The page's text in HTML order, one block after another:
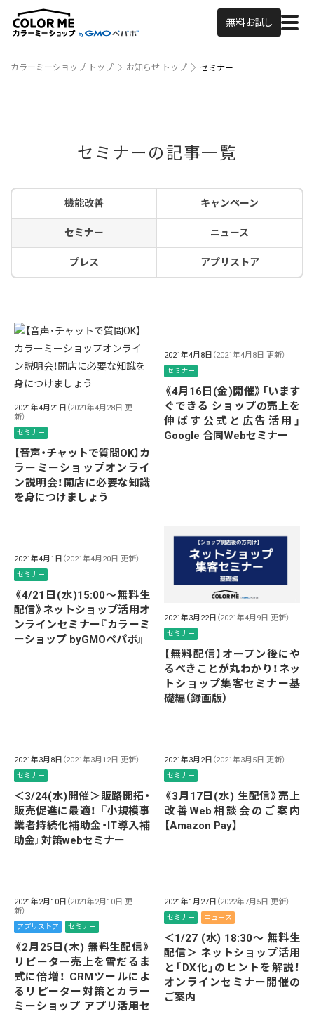
無料お試し
カラーミーショップ トップ お知らせ トップ セミナー
セミナーの記事一覧
機能改善 キャンペーン
セミナー ニュース
プレス アプリストア
2021年4月21日 （2021年4月28日 更
新）
セミナー
【音声・チャットで質問OK】カ
ラーミーショップオンライ
ン説明会！開店に必要な知識
を身につけましょう
2021年4月8日 （2021年4月8日 更新）
セミナー
《4月16日(金)開催》「います
ぐできる ショップの売上を
伸ばす公式と広告活用」
Google 合同Webセミナー
2021年4月1日 （2021年4月20日 更新）
セミナー
《4/21日(水)15:00～無料生
配信》ネットショップ活用オ
ンラインセミナー『カラーミ
ーショップ byGMOペパボ』
2021年3月22日 （2021年4月9日 更新）
セミナー
【無料配信】オープン後にや
るべきことが丸わかり！ネッ
トショップ集客セミナー基
礎編（録画版）
2021年3月8日 （2021年3月12日 更新）
セミナー
＜3/24(水)開催＞販路開拓・
販売促進に最適！ 『小規模事
業者持続化補助金・IT導入補
助金』対策webセミナー
2021年3月2日 （2021年3月5日 更新）
セミナー
《3月17日(水) 生配信》売上
改善Web相談会のご案内
【Amazon Pay】
2021年2月10日 （2021年2月10日 更
新）
アプリストア セミナー
《2月25日(木) 無料生配信》
リピーター売上を雪だるま
式に倍増！ CRMツールによ
るリピーター対策とカラー
ミーショップ アプリ活用セ
2021年1月27日 （2022年7月5日 更新）
セミナー ニュース
＜1/27 (水) 18:30～ 無料生
配信＞ ネットショップ活用
と「DX化」のヒントを解説！
オンラインセミナー開催の
ご案内